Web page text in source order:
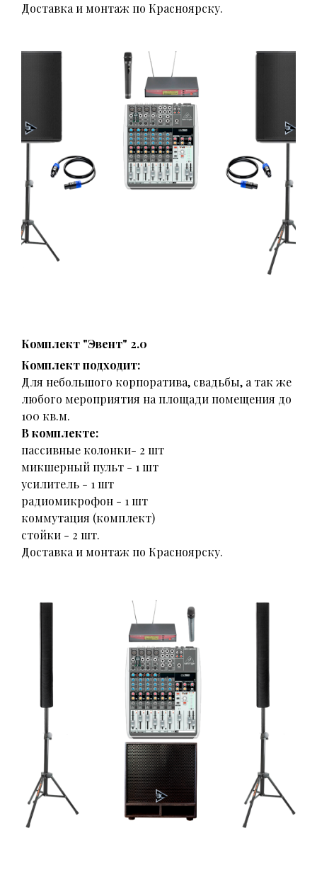
Доставка и монтаж по Красноярску.
Комплект "Эвент" 2.0
Комплект подходит:
Для небольшого корпоратива, свадьбы, а так же
любого мероприятия на площади помещения до
100 кв.м.
В комплекте:
пассивные колонки- 2 шт
микшерный пульт - 1 шт
усилитель - 1 шт
радиомикрофон - 1 шт
коммутация (комплект)
стойки - 2 шт.
Доставка и монтаж по Красноярску.